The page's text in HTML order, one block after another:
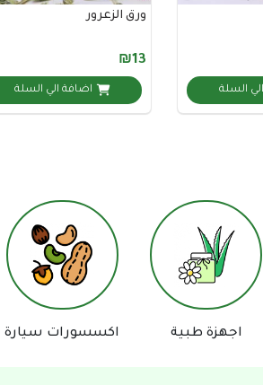
السلة
ورق الزعرور
₪13
اضافة الي السلة
طبية اكسسورات سيارة